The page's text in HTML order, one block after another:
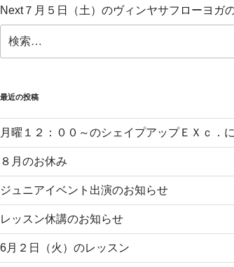
Next７月５日（土）のヴィンヤサフローヨガ
索:
最近の投稿
月曜１２：００～のシェイプアップＥＸｃ．
８月のお休み
ジュニアイベント出演のお知らせ
レッスン休講のお知らせ
6月２日（火）のレッスン